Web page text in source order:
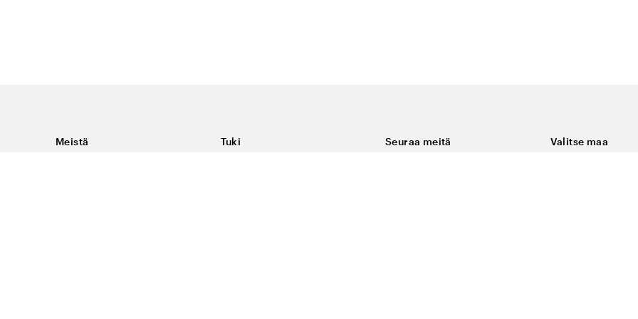
Meistä Tuki Seuraa meitä Valitse maa